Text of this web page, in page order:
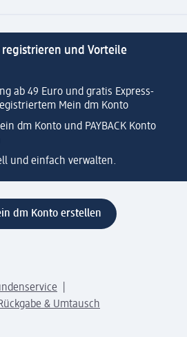
und Vorteile
ab 49 Euro und gratis Express-
Mein dm Konto
dm Konto und PAYBACK Konto
und einfach verwalten.
dm Konto erstellen
& Umtausch